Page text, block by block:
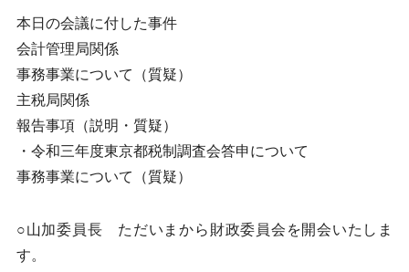
本日の会議に付した事件
会計管理局関係
事務事業について（質疑）
主税局関係
報告事項（説明・質疑）
・令和三年度東京都税制調査会答申について
事務事業について（質疑）
○山加委員長 ただいまから財政委員会を開会いたしま
す。